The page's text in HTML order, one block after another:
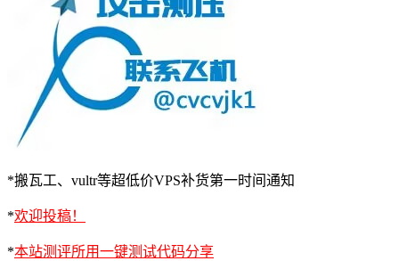
*搬瓦工、vultr等超低价VPS补货第一时间通知
*欢迎投稿！
*本站测评所用一键测试代码分享